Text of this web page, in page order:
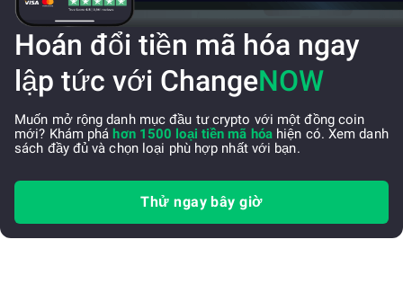
Hoán đổi tiền mã hóa ngay
lập tức với ChangeNOW
Muốn mở rộng danh mục đầu tư crypto với một đồng coin
mới? Khám pháhơn 1500 loại tiền mã hóahiện có. Xem danh
sách đầy đủ và chọn loại phù hợp nhất với bạn.
Thử ngay bây giờ